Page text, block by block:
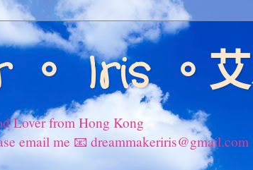
Iris 。
Lover from Hong Kong
email me 📧 dreammakeriris@gmail.com